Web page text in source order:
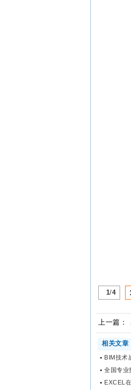
1/4
上一篇：
相关文章
BIM技术
全国专
EXCEL